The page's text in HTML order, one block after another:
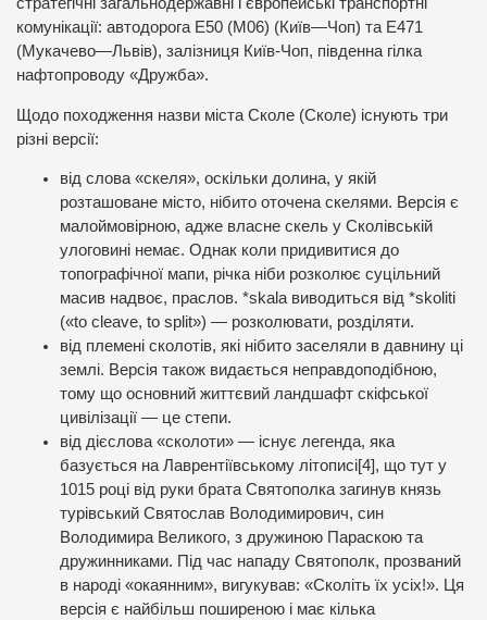
комунікації: автодорога E50 (М06) (Київ—Чоп) та E471
(Мукачево—Львів), залізниця Київ-Чоп, південна гілка
нафтопроводу «Дружба».
Щодо походження назви міста Сколе (Сколе) існують три
різні версії:
від слова «скеля», оскільки долина, у якій
розташоване місто, нібито оточена скелями. Версія є
малоймовірною, адже власне скель у Сколівській
улоговині немає. Однак коли придивитися до
топографічної мапи, річка ніби розколює суцільний
масив надвоє, праслов. *skala виводиться від *skoliti
(«to cleave, to split») — розколювати, розділяти.
від племені сколотів, які нібито заселяли в давнину ці
землі. Версія також видається неправдоподібною,
тому що основний життєвий ландшафт скіфської
цивілізації — це степи.
від дієслова «сколоти» — існує легенда, яка
базується на Лаврентіївському літописі[4], що тут у
1015 році від руки брата Святополка загинув князь
турівський Святослав Володимирович, син
Володимира Великого, з дружиною Параскою та
дружинниками. Під час нападу Святополк, прозваний
в народі «окаянним», вигукував: «Сколіть їх усіх!». Ця
версія є найбільш поширеною і має кілька